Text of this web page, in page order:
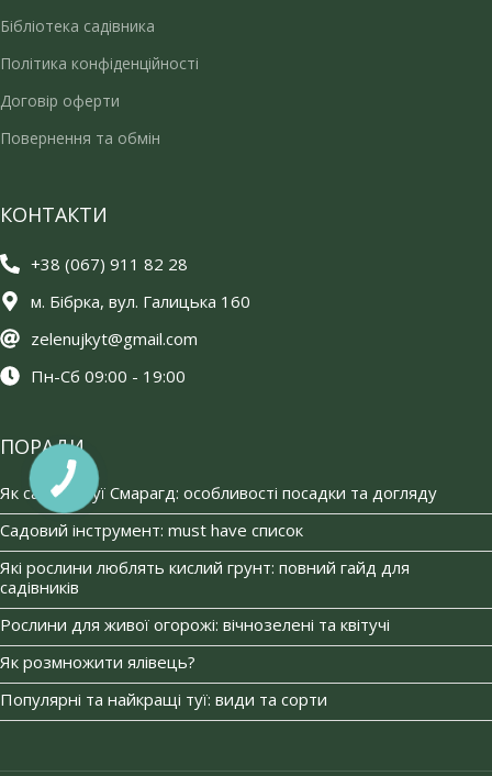
Бібліотека садівника
Політика конфіденційності
Договір оферти
Повернення та обмін
КОНТАКТИ
+38 (067) 911 82 28
м. Бібрка, вул. Галицька 160
zelenujkyt@gmail.com
Пн-Сб 09:00 - 19:00
ПОРАДИ
Як садити туї Смарагд: особливості посадки та догляду
Садовий інструмент: must have список
Які рослини люблять кислий грунт: повний гайд для
садівників
Рослини для живої огорожі: вічнозелені та квітучі
Як розмножити ялівець?
Популярні та найкращі туї: види та сорти